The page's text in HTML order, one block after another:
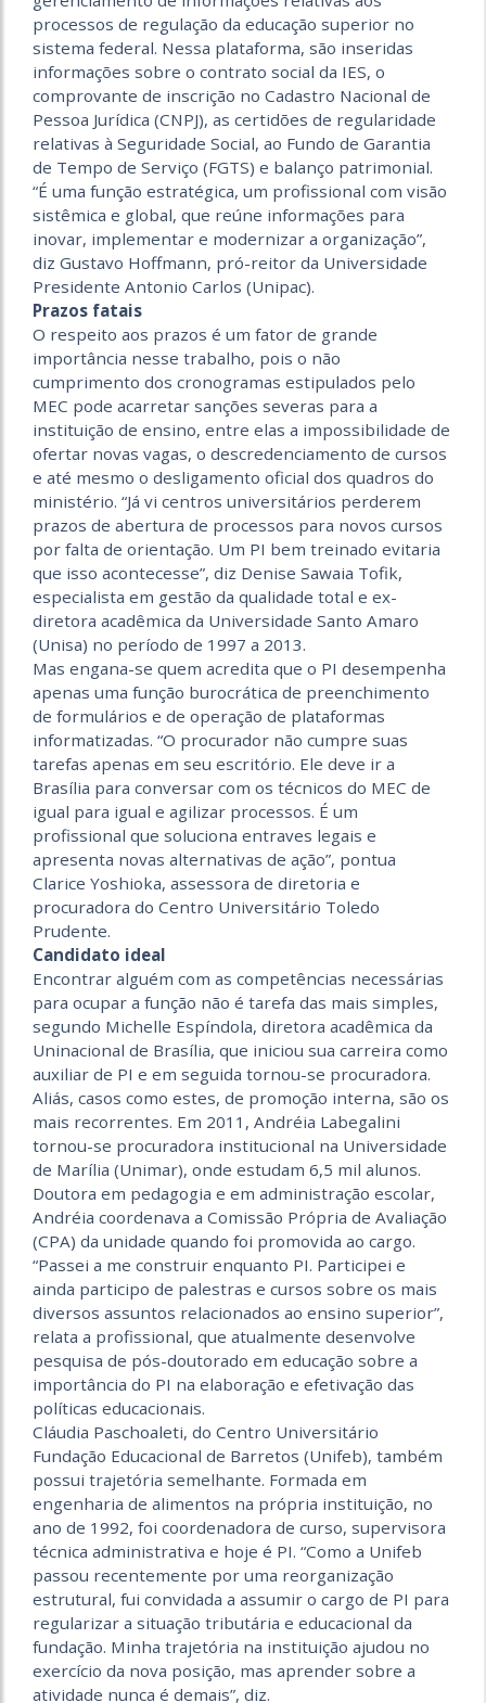
processos de regulação da educação superior no
sistema federal. Nessa plataforma, são inseridas
informações sobre o contrato social da IES, o
comprovante de inscrição no Cadastro Nacional de
Pessoa Jurídica (CNPJ), as certidões de regularidade
relativas à Seguridade Social, ao Fundo de Garantia
de Tempo de Serviço (FGTS) e balanço patrimonial.
“É uma função estratégica, um profissional com visão
sistêmica e global, que reúne informações para
inovar, implementar e modernizar a organização”,
diz Gustavo Hoffmann, pró-reitor da Universidade
Presidente Antonio Carlos (Unipac).
Prazos fatais
O respeito aos prazos é um fator de grande
importância nesse trabalho, pois o não
cumprimento dos cronogramas estipulados pelo
MEC pode acarretar sanções severas para a
instituição de ensino, entre elas a impossibilidade de
ofertar novas vagas, o descredenciamento de cursos
e até mesmo o desligamento oficial dos quadros do
ministério. “Já vi centros universitários perderem
prazos de abertura de processos para novos cursos
por falta de orientação. Um PI bem treinado evitaria
que isso acontecesse”, diz Denise Sawaia Tofik,
especialista em gestão da qualidade total e ex-
diretora acadêmica da Universidade Santo Amaro
(Unisa) no período de 1997 a 2013.
Mas engana-se quem acredita que o PI desempenha
apenas uma função burocrática de preenchimento
de formulários e de operação de plataformas
informatizadas. “O procurador não cumpre suas
tarefas apenas em seu escritório. Ele deve ir a
Brasília para conversar com os técnicos do MEC de
igual para igual e agilizar processos. É um
profissional que soluciona entraves legais e
apresenta novas alternativas de ação”, pontua
Clarice Yoshioka, assessora de diretoria e
procuradora do Centro Universitário Toledo
Prudente.
Candidato ideal
Encontrar alguém com as competências necessárias
para ocupar a função não é tarefa das mais simples,
segundo Michelle Espíndola, diretora acadêmica da
Uninacional de Brasília, que iniciou sua carreira como
auxiliar de PI e em seguida tornou-se procuradora.
Aliás, casos como estes, de promoção interna, são os
mais recorrentes. Em 2011, Andréia Labegalini
tornou-se procuradora institucional na Universidade
de Marília (Unimar), onde estudam 6,5 mil alunos.
Doutora em pedagogia e em administração escolar,
Andréia coordenava a Comissão Própria de Avaliação
(CPA) da unidade quando foi promovida ao cargo.
“Passei a me construir enquanto PI. Participei e
ainda participo de palestras e cursos sobre os mais
diversos assuntos relacionados ao ensino superior”,
relata a profissional, que atualmente desenvolve
pesquisa de pós-doutorado em educação sobre a
importância do PI na elaboração e efetivação das
políticas educacionais.
Cláudia Paschoaleti, do Centro Universitário
Fundação Educacional de Barretos (Unifeb), também
possui trajetória semelhante. Formada em
engenharia de alimentos na própria instituição, no
ano de 1992, foi coordenadora de curso, supervisora
técnica administrativa e hoje é PI. “Como a Unifeb
passou recentemente por uma reorganização
estrutural, fui convidada a assumir o cargo de PI para
regularizar a situação tributária e educacional da
fundação. Minha trajetória na instituição ajudou no
exercício da nova posição, mas aprender sobre a
atividade nunca é demais”, diz.